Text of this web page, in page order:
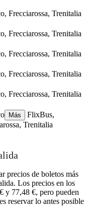
Frecciarossa, Trenitalia
Frecciarossa, Trenitalia
Frecciarossa, Trenitalia
Frecciarossa, Trenitalia
Frecciarossa, Trenitalia
Más
FlixBus,
Trenitalia
, ©OpenStreetMapcontributors
precios de boletos más
Los precios en los
y 77,48 €, pero pueden
reservar lo antes posible